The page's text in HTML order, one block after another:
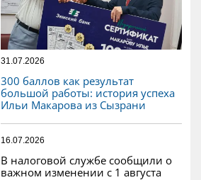
31.07.2026
300 баллов как результат
большой работы: история успеха
Ильи Макарова из Сызрани
16.07.2026
В налоговой службе сообщили о
важном изменении с 1 августа